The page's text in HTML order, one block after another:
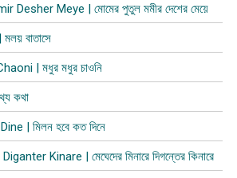
Meye | মোমের পুতুল মমীর দেশের মেয়ে
বাতাসে
| মধুর মধুর চাওনি
কথা
| মিলন হবে কত দিনে
Kinare | মেঘেদের মিনারে দিগন্তের কিনারে